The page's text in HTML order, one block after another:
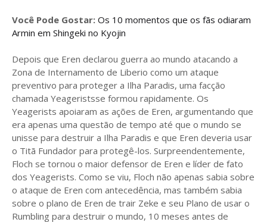
Você Pode Gostar: Os 10 momentos que os fãs odiaram
Armin em Shingeki no Kyojin
Depois que Eren declarou guerra ao mundo atacando a
Zona de Internamento de Liberio como um ataque
preventivo para proteger a Ilha Paradis, uma facção
chamada Yeageristsse formou rapidamente. Os
Yeagerists apoiaram as ações de Eren, argumentando que
era apenas uma questão de tempo até que o mundo se
unisse para destruir a Ilha Paradis e que Eren deveria usar
o Titã Fundador para protegê-los. Surpreendentemente,
Floch se tornou o maior defensor de Eren e líder de fato
dos Yeagerists. Como se viu, Floch não apenas sabia sobre
o ataque de Eren com antecedência, mas também sabia
sobre o plano de Eren de trair Zeke e seu Plano de usar o
Rumbling para destruir o mundo, 10 meses antes de